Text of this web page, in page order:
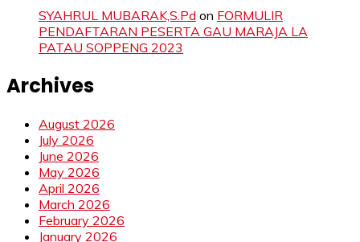
SYAHRUL MUBARAK,S.Pd on FORMULIR
PENDAFTARAN PESERTA GAU MARAJA LA
PATAU SOPPENG 2023
Archives
August 2026
July 2026
June 2026
May 2026
April 2026
March 2026
February 2026